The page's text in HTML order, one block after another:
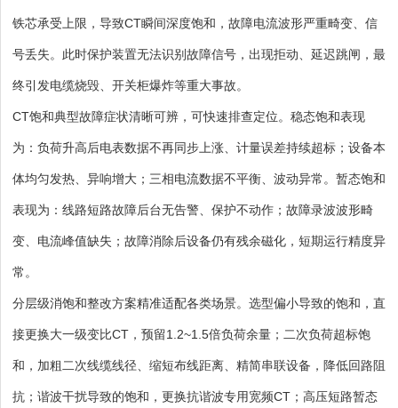
铁芯承受上限，导致CT瞬间深度饱和，故障电流波形严重畸变、信
号丢失。此时保护装置无法识别故障信号，出现拒动、延迟跳闸，最
终引发电缆烧毁、开关柜爆炸等重大事故。
CT饱和典型故障症状清晰可辨，可快速排查定位。稳态饱和表现
为：负荷升高后电表数据不再同步上涨、计量误差持续超标；设备本
体均匀发热、异响增大；三相电流数据不平衡、波动异常。暂态饱和
表现为：线路短路故障后台无告警、保护不动作；故障录波波形畸
变、电流峰值缺失；故障消除后设备仍有残余磁化，短期运行精度异
常。
分层级消饱和整改方案精准适配各类场景。选型偏小导致的饱和，直
接更换大一级变比CT，预留1.2~1.5倍负荷余量；二次负荷超标饱
和，加粗二次线缆线径、缩短布线距离、精简串联设备，降低回路阻
抗；谐波干扰导致的饱和，更换抗谐波专用宽频CT；高压短路暂态